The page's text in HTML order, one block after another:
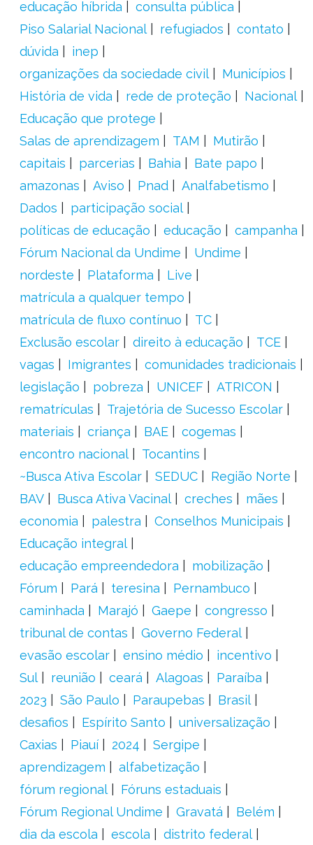
educação híbrida
consulta pública
Piso Salarial Nacional
refugiados
contato
dúvida
inep
organizações da sociedade civil
Municípios
História de vida
rede de proteção
Nacional
Educação que protege
Salas de aprendizagem
TAM
Mutirão
capitais
parcerias Bahia
Bate papo
amazonas
Aviso Pnad
Analfabetismo
Dados
participação social
políticas de educação
educação
campanha
Fórum Nacional da Undime
Undime
nordeste
Plataforma
Live
matrícula a qualquer tempo
matrícula de fluxo contínuo
TC
Exclusão escolar
direito à educação
TCE
vagas
Imigrantes
comunidades tradicionais
legislação
pobreza UNICEF
ATRICON
rematrículas
Trajetória de Sucesso Escolar
materiais
criança BAE
cogemas
encontro nacional
Tocantins
~Busca Ativa Escolar
SEDUC
Região Norte
BAV
Busca Ativa Vacinal creches
mães
economia
palestra
Conselhos Municipais
Educação integral
educação empreendedora
mobilização
Fórum
Pará teresina
Pernambuco
caminhada
Marajó Gaepe
congresso
tribunal de contas
Governo Federal
evasão escolar
ensino médio
incentivo
Sul
reunião ceará Alagoas
Paraíba
2023
São Paulo Paraupebas
Brasil
desafios
Espírito Santo
universalização
Caxias
Piauí 2024
Sergipe
aprendizagem
alfabetização
fórum regional
Fóruns estaduais
Fórum Regional Undime
Gravatá
Belém
dia da escola
escola
distrito federal